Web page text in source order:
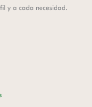
y a cada necesidad.